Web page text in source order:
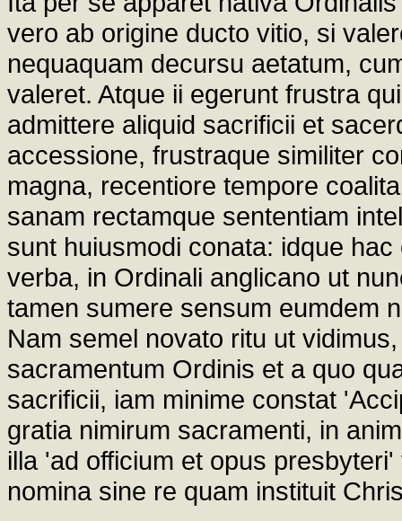
vero ab origine ducto vitio, si
nequaquam decursu aetatum,
valeret. Atque ii egerunt frustra
admittere aliquid sacrificii et
accessione, frustraque similiter
magna, recentiore tempore
sanam rectamque sententiam
sunt huiusmodi conata: idque
verba, in Ordinali anglicano ut
tamen sumere sensum eumdem
Nam semel novato ritu ut
sacramentum Ordinis et a quo
sacrificii, iam minime constat
gratia nimirum sacramenti, in
illa 'ad officium et opus
nomina sine re quam instituit